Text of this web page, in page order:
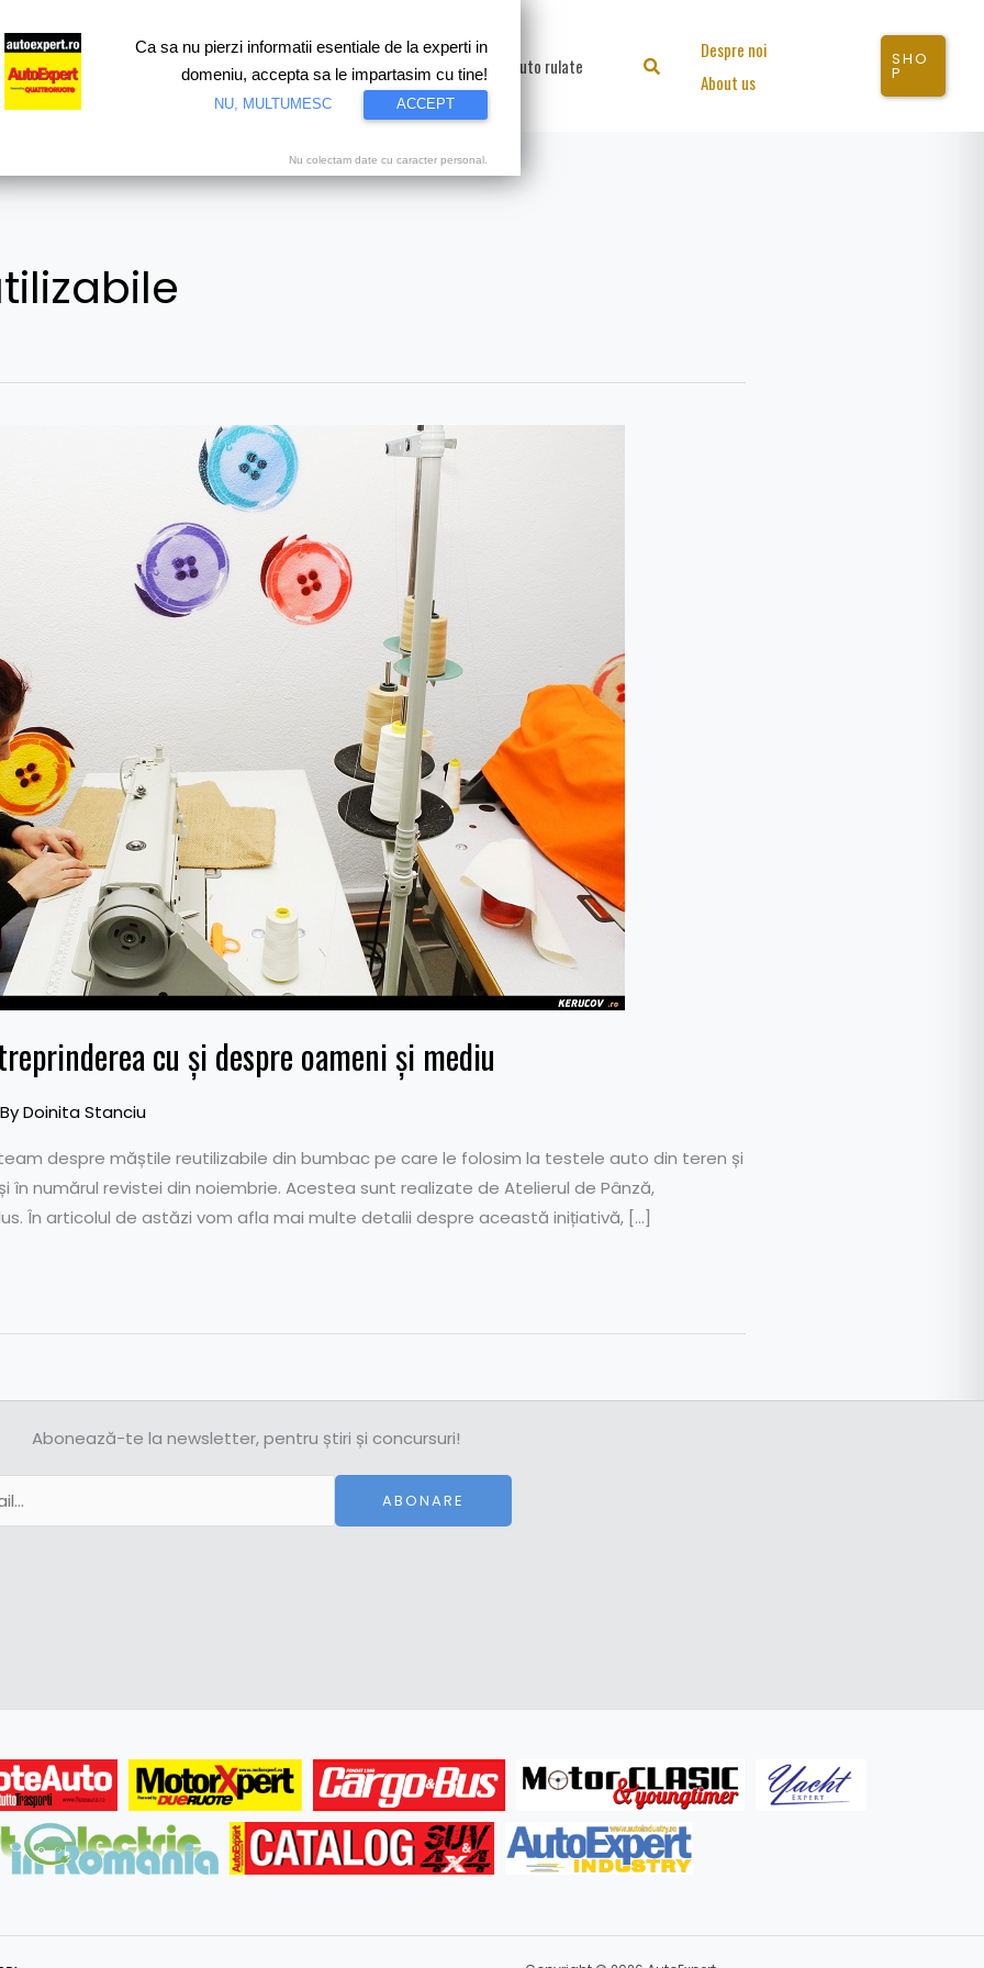
Test drive Motorsport Proiecte speciale Video Auto rulate Search
Despre noi
About us
SHO
P
cu și despre oameni și mediu
Doinita Stanciu
despre măștile reutilizabile din bumbac pe care le folosim la testele auto din teren și
numărul revistei din noiembrie. Acestea sunt realizate de Atelierul de Pânză,
În articolul de astăzi vom afla mai multe detalii despre această inițiativă, […]
Abonează-te la newsletter, pentru știri și concursuri!
ABONARE
Ca sa nu pierzi informatii esentiale de la experti in
domeniu, accepta sa le impartasim cu tine!
NU, MULTUMESC ACCEPT
Nu colectam date cu caracter personal.